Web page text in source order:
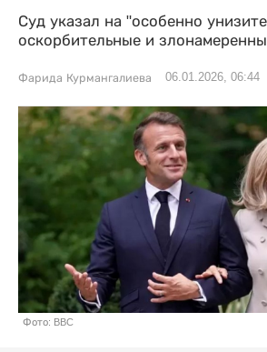
Суд указал на "особенно
оскорбительные и
Фарида Курмангалиева 06.01.2026, 06:44
Фото: BBC